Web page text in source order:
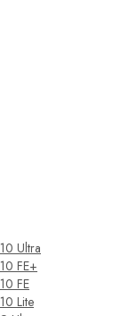
Ultra
FE+
FE
Lite